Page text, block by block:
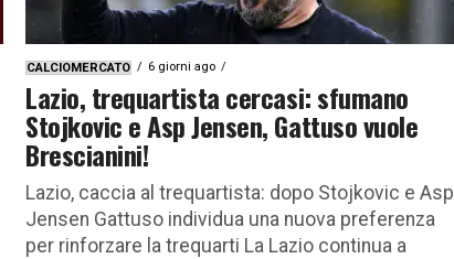
CALCIOMERCATO 6 giorni ago
Lazio, trequartista cercasi: sfumano
Stojkovic e Asp Jensen, Gattuso vuole
Brescianini!
Lazio, caccia al trequartista: dopo Stojkovic e Asp
Jensen Gattuso individua una nuova preferenza
per rinforzare la trequarti La Lazio continua a